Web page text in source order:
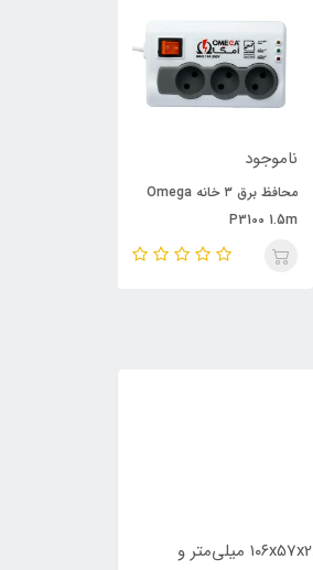
ناموجود
محافظ برق ۳ خانه Omega
P3100 1.5m
موس Armo M11W با قابلیت اتصال به صورت بیسیم به سیستم شما، این امکان را فراهم می آورد تا به راحتی از آن استفاده نمائید. این موس با ابعاد ۱۰۶x57x28 میلی‌متر و